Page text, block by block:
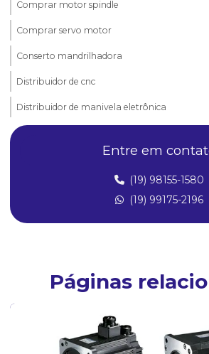
Comprar motor spindle
Comprar servo motor
Conserto mandrilhadora
Distribuidor de cnc
Distribuidor de manivela eletrônica
Distribuidor de servo motor
Distribuidor de servomotores
Manutenção de máquinas cnc
Motor spindle
Entre em
(19) 98155-1580
(19) 99175-2196
Páginas